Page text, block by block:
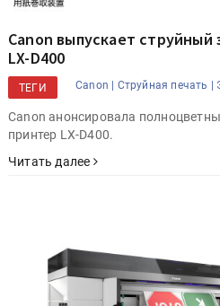
Canon выпускает
LX-D400
ТЕГИ Canon | Струйная печать |
Canon анонсировала
принтер LX-D400.
Читать далее